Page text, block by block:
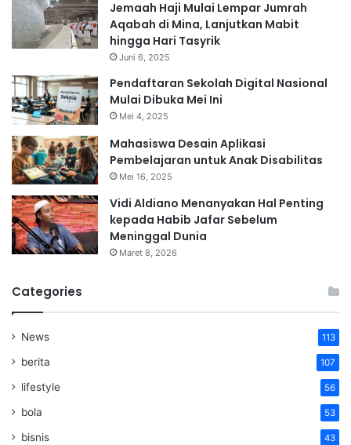
Jemaah Haji Mulai Lempar Jumrah
Aqabah di Mina, Lanjutkan Mabit
hingga Hari Tasyrik
Juni 6, 2025
Pendaftaran Sekolah Digital Nasional
Mulai Dibuka Mei Ini
Mei 4, 2025
Mahasiswa Desain Aplikasi
Pembelajaran untuk Anak Disabilitas
Mei 16, 2025
Vidi Aldiano Menanyakan Hal Penting
kepada Habib Jafar Sebelum
Meninggal Dunia
Maret 8, 2026
Categories
News 113
berita 107
lifestyle 56
bola 53
bisnis 43